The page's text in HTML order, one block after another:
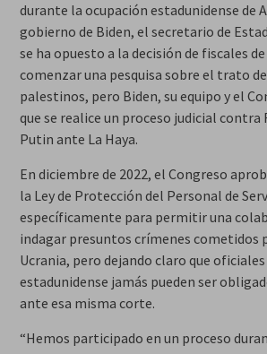
durante la ocupación estadunidense de
gobierno de Biden, el secretario de
se ha opuesto a la decisión de fiscales de
comenzar una pesquisa sobre el trato
palestinos, pero Biden, su equipo y el
que se realice un proceso judicial contra
Putin ante La Haya.
En diciembre de 2022, el Congreso
la Ley de Protección del Personal de
específicamente para permitir una
indagar presuntos crímenes cometidos
Ucrania, pero dejando claro que
estadunidense jamás pueden ser
ante esa misma corte.
“Hemos participado en un proceso